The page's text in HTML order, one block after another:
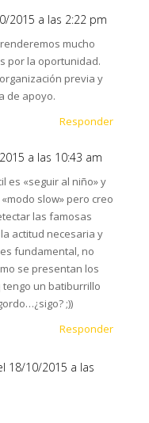
2015 a las 2:22 pm
mucho
por la oportunidad.
previa y
de apoyo.
Responder
a las 10:43 am
es «seguir al niño» y
slow» pero creo
las famosas
actitud necesaria y
fundamental, no
se presentan los
tengo un batiburrillo
;))
Responder
18/10/2015 a las